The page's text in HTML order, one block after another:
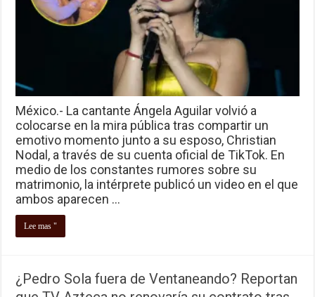
México.- La cantante Ángela Aguilar volvió a
colocarse en la mira pública tras compartir un
emotivo momento junto a su esposo, Christian
Nodal, a través de su cuenta oficial de TikTok. En
medio de los constantes rumores sobre su
matrimonio, la intérprete publicó un video en el que
ambos aparecen …
Lee mas "
¿Pedro Sola fuera de Ventaneando? Reportan